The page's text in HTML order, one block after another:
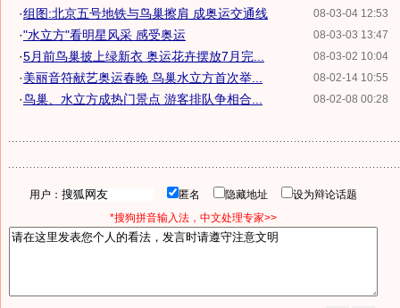
08-03-04 12:53
·组图:北京五号地铁与鸟巢擦肩 成奥运交通线
08-03-03 13:47
·"水立方"看明星风采 感受奥运
08-03-02 10:04
·5月前鸟巢披上绿新衣 奥运花卉摆放7月完...
08-02-14 10:55
·美丽音符献艺奥运春晚 鸟巢水立方首次举...
08-02-08 00:28
·鸟巢、水立方成热门景点 游客排队争相合...
用户： 匿名 隐藏地址
设为辩论话题
*搜狗拼音输入法，中文处理专家>>